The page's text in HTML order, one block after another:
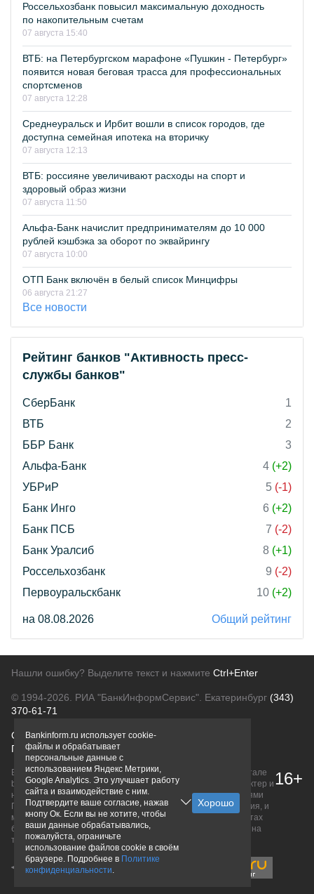
Россельхозбанк повысил максимальную доходность
по накопительным счетам
07 августа 15:40
ВТБ: на Петербургском марафоне «Пушкин - Петербург»
появится новая беговая трасса для профессиональных
спортсменов
07 августа 12:28
Среднеуральск и Ирбит вошли в список городов, где
доступна семейная ипотека на вторичку
07 августа 12:13
ВТБ: россияне увеличивают расходы на спорт и
здоровый образ жизни
07 августа 11:50
Альфа-Банк начислит предпринимателям до 10 000
рублей кэшбэка за оборот по эквайрингу
07 августа 10:00
ОТП Банк включён в белый список Минцифры
06 августа 21:27
Все новости
Рейтинг банков "Активность пресс-
службы банков"
СберБанк
1
ВТБ
2
ББР Банк
3
Альфа-Банк
4 (+2)
УБРиР
5 (-1)
Банк Инго
6 (+2)
Банк ПСБ
7 (-2)
Банк Уралсиб
8 (+1)
Россельхозбанк
9 (-2)
Первоуральскбанк
10 (+2)
на 08.08.2026 Общий рейтинг
Нашли ошибку? Выделите текст и нажмите Ctrl+Enter
© 1994-2026. РИА "БанкИнформСервис". Екатеринбург (343)
370-61-71
О проектеПолитика конфиденциальности
Правовая информацияДля рекламодателей
Вся информация о продуктах банков, размещенная на портале
bankinform.ru, носит исключительно ознакомительный характер и
не является публичной офертой, определяемой положениями
ГК РФ. Информация не содержит точного и полного описания, и
может быть изменена. Конечные условия уточняйте на сайтах
банков или при личном обращении. Исключительное право на
товарные знаки принадлежит их правообладателям.
16+
Bankinform.ru использует cookie-
файлы и обрабатывает
персональные данные с
использованием Яндекс Метрики,
Google Analytics. Это улучшает работу
сайта и взаимодействие с ним.
Подтвердите ваше согласие, нажав
кнопу Ок. Если вы не хотите, чтобы
ваши данные обрабатывались,
пожалуйста, ограничьте
использование файлов cookie в своём
браузере. Подробнее в Политике
конфиденциальности.